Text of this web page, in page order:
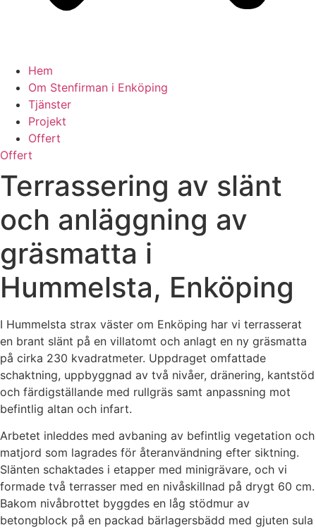
Hem
Om Stenfirman i Enköping
Tjänster
Projekt
Offert
Offert
Terrassering av slänt
och anläggning av
gräsmatta i
Hummelsta, Enköping
I Hummelsta strax väster om Enköping har vi terrasserat
en brant slänt på en villatomt och anlagt en ny gräsmatta
på cirka 230 kvadratmeter. Uppdraget omfattade
schaktning, uppbyggnad av två nivåer, dränering, kantstöd
och färdigställande med rullgräs samt anpassning mot
befintlig altan och infart.
Arbetet inleddes med avbaning av befintlig vegetation och
matjord som lagrades för återanvändning efter siktning.
Slänten schaktades i etapper med minigrävare, och vi
formade två terrasser med en nivåskillnad på drygt 60 cm.
Bakom nivåbrottet byggdes en låg stödmur av
betongblock på en packad bärlagersbädd med gjuten sula